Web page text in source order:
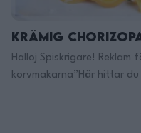
Krämig
Halloj Spiskrigare! Reklam
korvmakarna”Här hittar